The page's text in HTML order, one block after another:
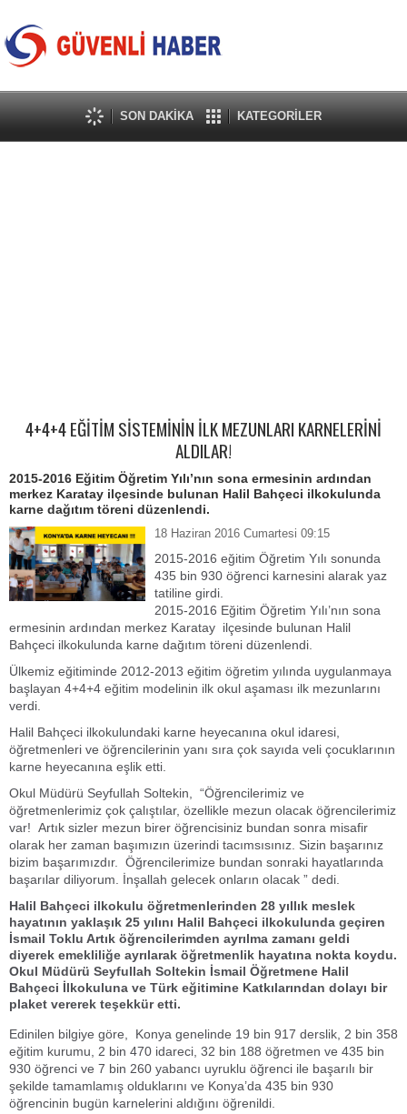
SON DAKİKA KATEGORİLER
4+4+4 EĞİTİM SİSTEMİNİN İLK MEZUNLARI KARNELERİNİ
ALDILAR!
2015-2016 Eğitim Öğretim Yılı’nın sona ermesinin ardından
merkez Karatay ilçesinde bulunan Halil Bahçeci ilkokulunda
karne dağıtım töreni düzenlendi.
18 Haziran 2016 Cumartesi 09:15
2015-2016 eğitim Öğretim Yılı sonunda
435 bin 930 öğrenci karnesini alarak yaz
tatiline girdi.
2015-2016 Eğitim Öğretim Yılı’nın sona
ermesinin ardından merkez Karatay ilçesinde bulunan Halil
Bahçeci ilkokulunda karne dağıtım töreni düzenlendi.
Ülkemiz eğitiminde 2012-2013 eğitim öğretim yılında uygulanmaya
başlayan 4+4+4 eğitim modelinin ilk okul aşaması ilk mezunlarını
verdi.
Halil Bahçeci ilkokulundaki karne heyecanına okul idaresi,
öğretmenleri ve öğrencilerinin yanı sıra çok sayıda veli çocuklarının
karne heyecanına eşlik etti.
Okul Müdürü Seyfullah Soltekin, “Öğrencilerimiz ve
öğretmenlerimiz çok çalıştılar, özellikle mezun olacak öğrencilerimiz
var! Artık sizler mezun birer öğrencisiniz bundan sonra misafir
olarak her zaman başımızın üzerindi tacımsısınız. Sizin başarınız
bizim başarımızdır. Öğrencilerimize bundan sonraki hayatlarında
başarılar diliyorum. İnşallah gelecek onların olacak ” dedi.
Halil Bahçeci ilkokulu öğretmenlerinden 28 yıllık meslek
hayatının yaklaşık 25 yılını Halil Bahçeci ilkokulunda geçiren
İsmail Toklu Artık öğrencilerimden ayrılma zamanı geldi
diyerek emekliliğe ayrılarak öğretmenlik hayatına nokta koydu.
Okul Müdürü Seyfullah Soltekin İsmail Öğretmene Halil
Bahçeci İlkokuluna ve Türk eğitimine Katkılarından dolayı bir
plaket vererek teşekkür etti.
Edinilen bilgiye göre, Konya genelinde 19 bin 917 derslik, 2 bin 358
eğitim kurumu, 2 bin 470 idareci, 32 bin 188 öğretmen ve 435 bin
930 öğrenci ve 7 bin 260 yabancı uyruklu öğrenci ile başarılı bir
şekilde tamamlamış olduklarını ve Konya’da 435 bin 930
öğrencinin bugün karnelerini aldığını öğrenildi.